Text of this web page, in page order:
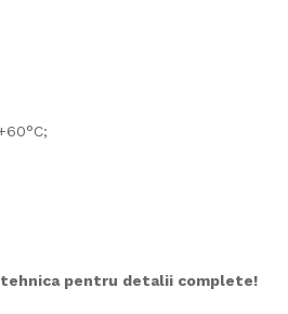
pentru detalii complete!